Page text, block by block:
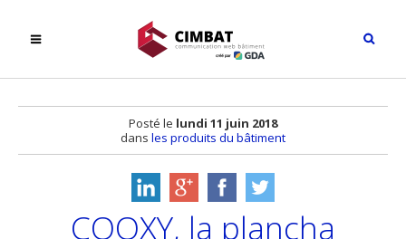
Posté le lundi 11 juin 2018
dans les produits du bâtiment
COOXY, la plancha